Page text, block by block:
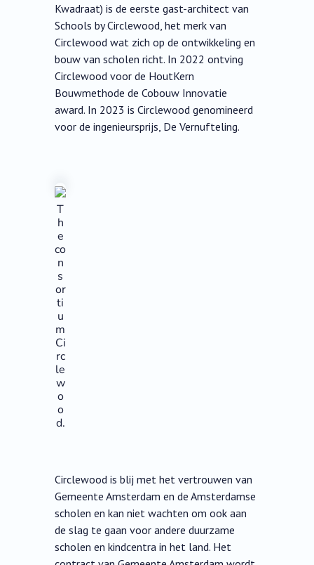
Kwadraat) is de eerste gast-architect van
Schools by Circlewood, het merk van
Circlewood wat zich op de ontwikkeling en
bouw van scholen richt. In 2022 ontving
Circlewood voor de HoutKern
Bouwmethode de Cobouw Innovatie
award. In 2023 is Circlewood genomineerd
voor de ingenieursprijs, De Vernufteling.
T
h
e
co
n
s
or
ti
u
m
Ci
rc
le
w
o
o
d.
Circlewood is blij met het vertrouwen van
Gemeente Amsterdam en de Amsterdamse
scholen en kan niet wachten om ook aan
de slag te gaan voor andere duurzame
scholen en kindcentra in het land. Het